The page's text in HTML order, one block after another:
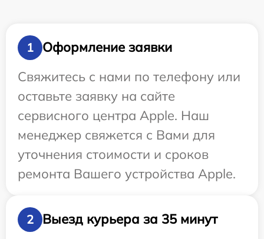
1
Оформление заявки
Свяжитесь с нами по телефону или
оставьте заявку на сайте
сервисного центра Apple. Наш
менеджер свяжется с Вами для
уточнения стоимости и сроков
ремонта Вашего устройства Apple.
2
Выезд курьера за 35 минут